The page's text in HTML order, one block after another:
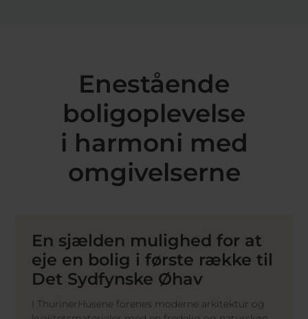
Enestående
boligoplevelse
i harmoni med
omgivelserne
En sjælden mulighed for at
eje en bolig i første række til
Det Sydfynske Øhav
I ThurinerHusene forenes moderne arkitektur og